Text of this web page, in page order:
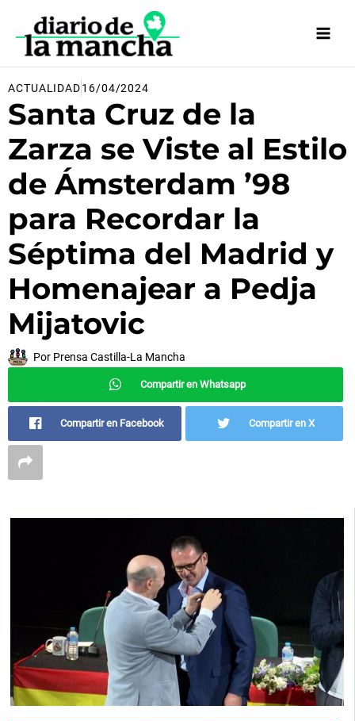
contenido
ACTUALIDAD16/04/2024
Santa Cruz de la
Zarza se Viste al Estilo
de Ámsterdam ’98
para Recordar la
Séptima del Madrid y
Homenajear a Pedja
Mijatovic
Por Prensa Castilla-La Mancha
Compartir en Whatsapp
Compartir en Facebook Compartir en X